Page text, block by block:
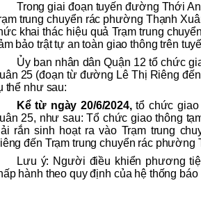
Trong giai đoạn tuyến đường Thới
trung chuyển rác phường Thạnh
khai thác hiệu quả Trạm trung
bảo trật tự an toàn giao thông trên
Ủy ban nhân dân Quận 12 tổ chức
25 (đoạn từ đường Lê Thị Riêng
thể như sau:
Kể từ ngày 20/6/2024,tổ chức
25, như sau: Tổ chức giao thông
rắn sinh hoạt ra vào Trạm trung
đến Trạm trung chuyển rác
Lưu ý: Người điều khiển phương
hành theo quy định của hệ thống